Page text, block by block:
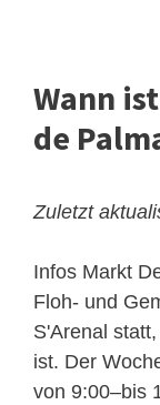
Wann
de
Zuletzt
Infos Markt
Floh- und
S'Arenal
ist. Der
von 9:00–bis